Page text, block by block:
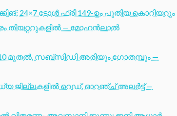
24×7 ടോൾ ഫ്രീ 149-ഉം പുതിയ കൊറിയറും
തിയറ്ററുകളിൽ — മോഹൻലാൽ
മുതൽ, സബ്സിഡി അരിയും ഗോതമ്പും —
ജില്ലകളിൽ റെഡ്, ഓറഞ്ച് അലർട്ട് —